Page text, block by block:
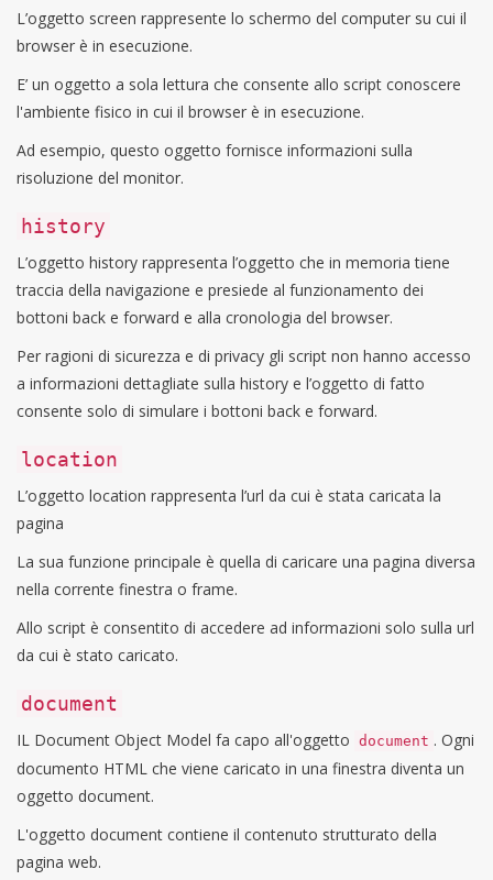
L’oggetto screen rappresente lo schermo del computer su cui il
browser è in esecuzione.
E’ un oggetto a sola lettura che consente allo script conoscere
l'ambiente fisico in cui il browser è in esecuzione.
Ad esempio, questo oggetto fornisce informazioni sulla
risoluzione del monitor.
history
L’oggetto history rappresenta l’oggetto che in memoria tiene
traccia della navigazione e presiede al funzionamento dei
bottoni back e forward e alla cronologia del browser.
Per ragioni di sicurezza e di privacy gli script non hanno accesso
a informazioni dettagliate sulla history e l’oggetto di fatto
consente solo di simulare i bottoni back e forward.
location
L’oggetto location rappresenta l’url da cui è stata caricata la
pagina
La sua funzione principale è quella di caricare una pagina diversa
nella corrente finestra o frame.
Allo script è consentito di accedere ad informazioni solo sulla url
da cui è stato caricato.
document
IL Document Object Model fa capo all'oggetto document . Ogni
documento HTML che viene caricato in una finestra diventa un
oggetto document.
L'oggetto document contiene il contenuto strutturato della
pagina web.